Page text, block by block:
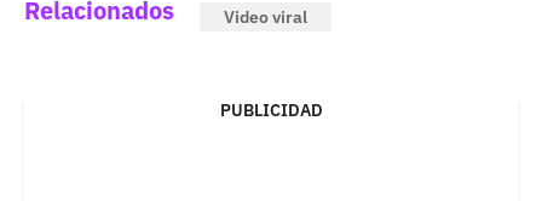
Relacionados Video viral
PUBLICIDAD